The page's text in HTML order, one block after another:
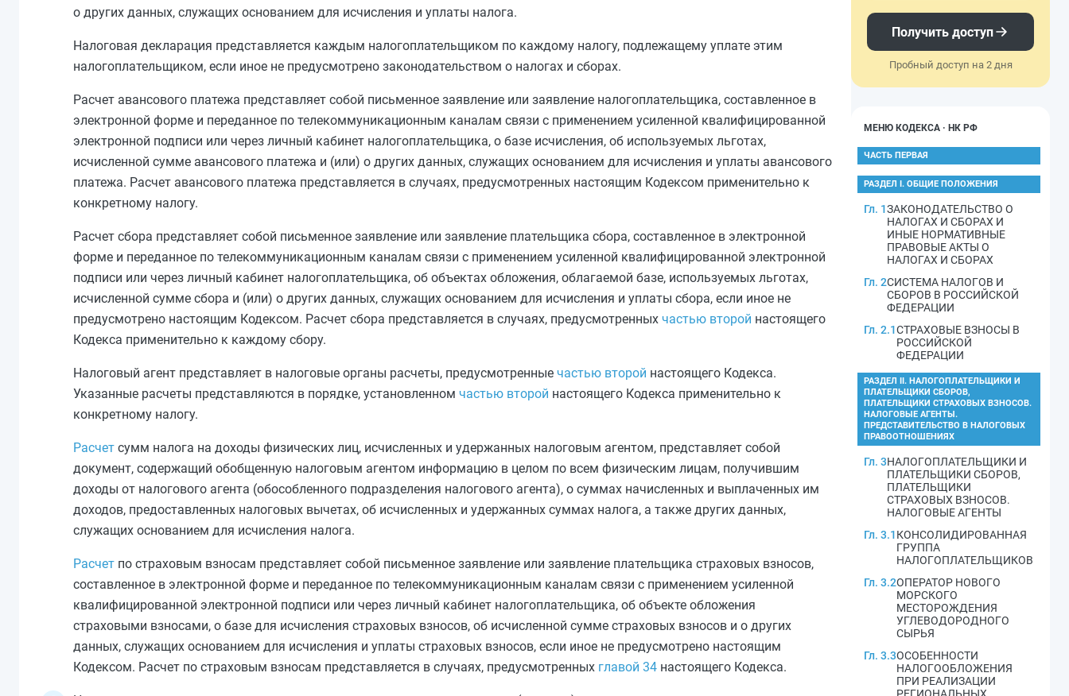
о других данных, служащих основанием для исчисления и уплаты налога.
Налоговая декларация представляется каждым налогоплательщиком по каждому налогу, подлежащему уплате этим
налогоплательщиком, если иное не предусмотрено законодательством о налогах и сборах.
Расчет авансового платежа представляет собой письменное заявление или заявление налогоплательщика, составленное в
электронной форме и переданное по телекоммуникационным каналам связи с применением усиленной квалифицированной
электронной подписи или через личный кабинет налогоплательщика, о базе исчисления, об используемых льготах,
исчисленной сумме авансового платежа и (или) о других данных, служащих основанием для исчисления и уплаты авансового
платежа. Расчет авансового платежа представляется в случаях, предусмотренных настоящим Кодексом применительно к
конкретному налогу.
Расчет сбора представляет собой письменное заявление или заявление плательщика сбора, составленное в электронной
форме и переданное по телекоммуникационным каналам связи с применением усиленной квалифицированной электронной
подписи или через личный кабинет налогоплательщика, об объектах обложения, облагаемой базе, используемых льготах,
исчисленной сумме сбора и (или) о других данных, служащих основанием для исчисления и уплаты сбора, если иное не
предусмотрено настоящим Кодексом. Расчет сбора представляется в случаях, предусмотренных частью второй настоящего
Кодекса применительно к каждому сбору.
Налоговый агент представляет в налоговые органы расчеты, предусмотренные частью второй настоящего Кодекса.
Указанные расчеты представляются в порядке, установленном частью второй настоящего Кодекса применительно к
конкретному налогу.
Расчет сумм налога на доходы физических лиц, исчисленных и удержанных налоговым агентом, представляет собой
документ, содержащий обобщенную налоговым агентом информацию в целом по всем физическим лицам, получившим
доходы от налогового агента (обособленного подразделения налогового агента), о суммах начисленных и выплаченных им
доходов, предоставленных налоговых вычетах, об исчисленных и удержанных суммах налога, а также других данных,
служащих основанием для исчисления налога.
Расчет по страховым взносам представляет собой письменное заявление или заявление плательщика страховых взносов,
составленное в электронной форме и переданное по телекоммуникационным каналам связи с применением усиленной
квалифицированной электронной подписи или через личный кабинет налогоплательщика, об объекте обложения
страховыми взносами, о базе для исчисления страховых взносов, об исчисленной сумме страховых взносов и о других
данных, служащих основанием для исчисления и уплаты страховых взносов, если иное не предусмотрено настоящим
Кодексом. Расчет по страховым взносам представляется в случаях, предусмотренных главой 34 настоящего Кодекса.
Получить доступ
Пробный доступ на 2 дня
МЕНЮ КОДЕКСА · НК РФ
ЧАСТЬ ПЕРВАЯ
РАЗДЕЛ I. ОБЩИЕ ПОЛОЖЕНИЯ
Гл. 1ЗАКОНОДАТЕЛЬСТВО О
НАЛОГАХ И СБОРАХ И
ИНЫЕ НОРМАТИВНЫЕ
ПРАВОВЫЕ АКТЫ О
НАЛОГАХ И СБОРАХ
Гл. 2СИСТЕМА НАЛОГОВ И
СБОРОВ В РОССИЙСКОЙ
ФЕДЕРАЦИИ
Гл. 2.1СТРАХОВЫЕ ВЗНОСЫ В
РОССИЙСКОЙ
ФЕДЕРАЦИИ
РАЗДЕЛ II. НАЛОГОПЛАТЕЛЬЩИКИ И
ПЛАТЕЛЬЩИКИ СБОРОВ,
ПЛАТЕЛЬЩИКИ СТРАХОВЫХ ВЗНОСОВ.
НАЛОГОВЫЕ АГЕНТЫ.
ПРЕДСТАВИТЕЛЬСТВО В НАЛОГОВЫХ
ПРАВООТНОШЕНИЯХ
Гл. 3НАЛОГОПЛАТЕЛЬЩИКИ И
ПЛАТЕЛЬЩИКИ СБОРОВ,
ПЛАТЕЛЬЩИКИ
СТРАХОВЫХ ВЗНОСОВ.
НАЛОГОВЫЕ АГЕНТЫ
Гл. 3.1КОНСОЛИДИРОВАННАЯ
ГРУППА
НАЛОГОПЛАТЕЛЬЩИКОВ
Гл. 3.2ОПЕРАТОР НОВОГО
МОРСКОГО
МЕСТОРОЖДЕНИЯ
УГЛЕВОДОРОДНОГО
СЫРЬЯ
Гл. 3.3ОСОБЕННОСТИ
НАЛОГООБЛОЖЕНИЯ
ПРИ РЕАЛИЗАЦИИ